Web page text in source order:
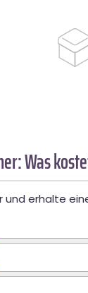
Was
und erhalte